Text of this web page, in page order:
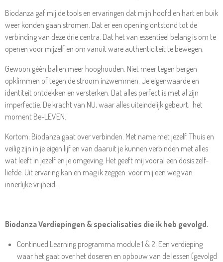
Biodanza gaf mij de tools en ervaringen dat mijn hoofd en hart en buik
weer konden gaan stromen. Dat er een opening ontstond tot de
verbinding van deze drie centra. Dat het van essentieel belang is om te
openen voor mijzelf en om vanuit ware authenticiteit te bewegen.
Gewoon géén ballen meer hooghouden. Niet meer tegen bergen
opklimmen of tegen de stroom inzwemmen. Je eigenwaarde en
identiteit ontdekken en versterken. Dat alles perfect is met al zijn
imperfectie. De kracht van NU, waar alles uiteindelijk gebeurt, het
moment Be-LEVEN.
Kortom; Biodanza gaat over verbinden. Met name met jezelf. Thuis en
veilig zijn in je eigen lijf en van daaruit je kunnen verbinden met alles
wat leeft in jezelf en je omgeving. Het geeft mij vooral een dosis zelf-
liefde. Uit ervaring kan en mag ik zeggen: voor mij een weg van
innerlijke vrijheid.
Biodanza Verdiepingen & specialisaties die ik heb gevolgd.
Continued Learning programma module 1 & 2: Een verdieping
waar het gaat over het doseren en opbouw van de lessen (gevolgd